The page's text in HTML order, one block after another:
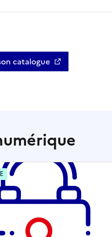
catalogue
Ouvre une nouvelle fenêtre